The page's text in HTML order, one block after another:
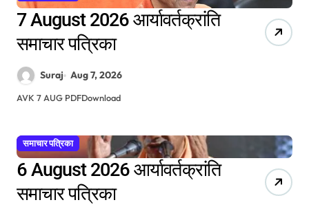
7 August 2026 आर्यावर्तक्रांति
समाचार पत्रिका
Suraj Aug 7, 2026
AVK 7 AUG PDFDownload
समाचार पत्रिका
6 August 2026 आर्यावर्तक्रांति
समाचार पत्रिका